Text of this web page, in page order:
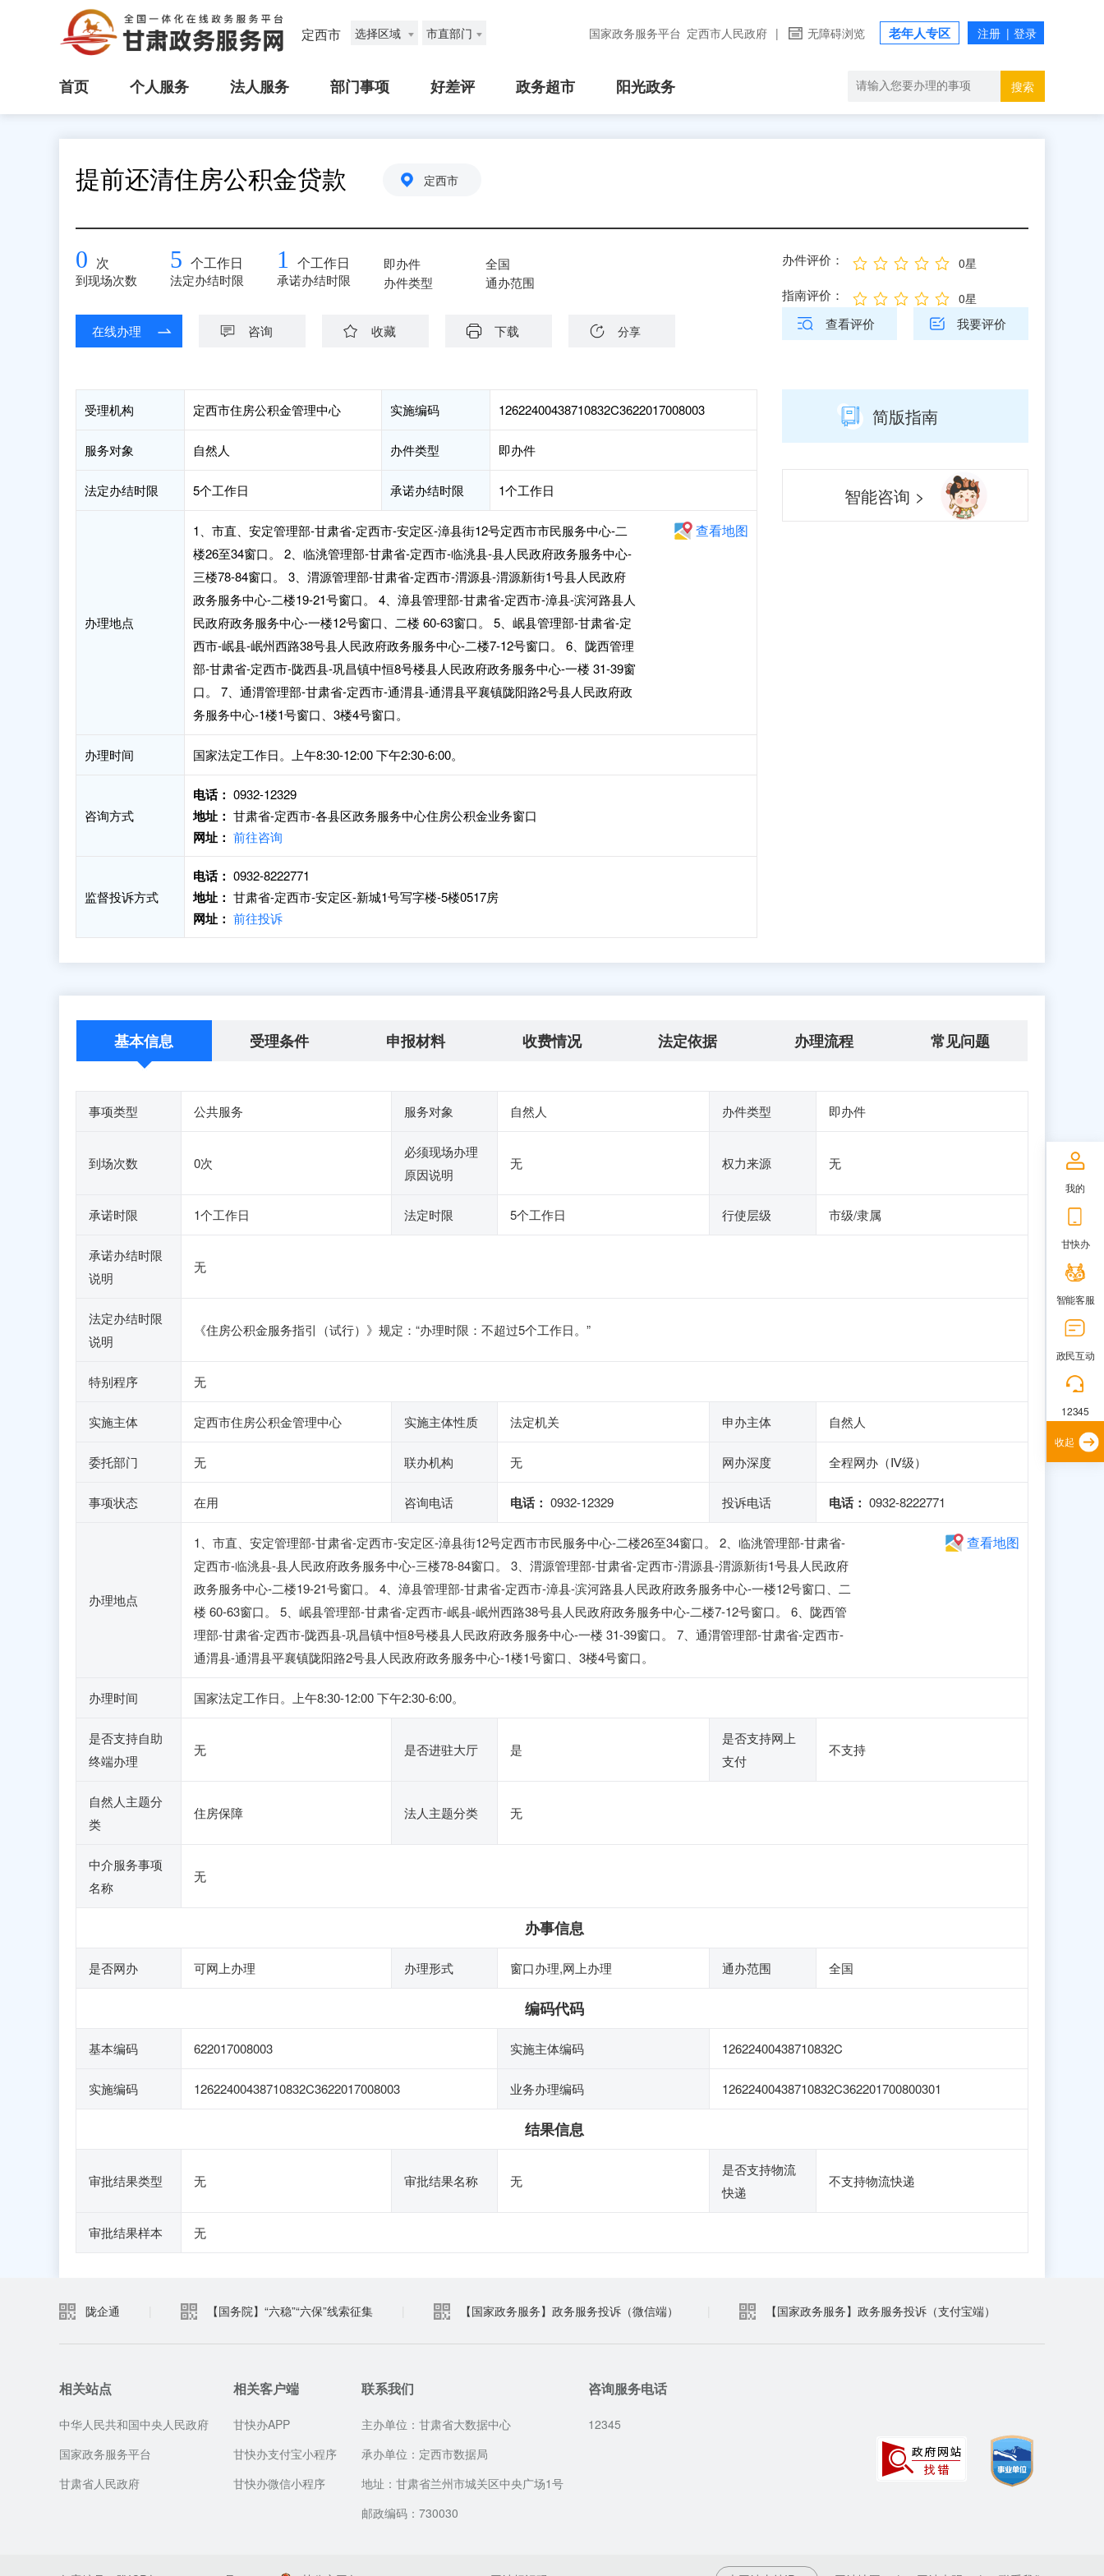
定西市 选择区域 市直部门 国家政务服务平台 定西市人民政府 | 无障碍浏览 老年人专区
首页 个人服务 法人服务 部门事项 好差评 政务超市 阳光政务 搜索
提前还清住房公积金贷款 定西市
0 次
到现场次数
5 个工作日
法定办结时限
1 个工作日
承诺办结时限
即办件
办件类型
全国
通办范围
在线办理 咨询 收藏 下载 分享
办件评价： 0星
指南评价： 0星
查看评价 我要评价
受理机构 定西市住房公积金管理中心 实施编码 12622400438710832C3622017008003
服务对象 自然人 办件类型 即办件
法定办结时限 5个工作日 承诺办结时限 1个工作日
办理地点
1、市直、安定管理部-甘肃省-定西市-安定区-漳县街12号定西市市民服务中心-二
楼26至34窗口。 2、临洮管理部-甘肃省-定西市-临洮县-县人民政府政务服务中心-
三楼78-84窗口。 3、渭源管理部-甘肃省-定西市-渭源县-渭源新街1号县人民政府
政务服务中心-二楼19-21号窗口。 4、漳县管理部-甘肃省-定西市-漳县-滨河路县人
民政府政务服务中心-一楼12号窗口、二楼 60-63窗口。 5、岷县管理部-甘肃省-定
西市-岷县-岷州西路38号县人民政府政务服务中心-二楼7-12号窗口。 6、陇西管理
部-甘肃省-定西市-陇西县-巩昌镇中恒8号楼县人民政府政务服务中心-一楼 31-39窗
口。 7、通渭管理部-甘肃省-定西市-通渭县-通渭县平襄镇陇阳路2号县人民政府政
务服务中心-1楼1号窗口、3楼4号窗口。
查看地图
办理时间 国家法定工作日。上午8:30-12:00 下午2:30-6:00。
咨询方式
电话： 0932-12329
地址： 甘肃省-定西市-各县区政务服务中心住房公积金业务窗口
网址： 前往咨询
监督投诉方式
电话： 0932-8222771
地址： 甘肃省-定西市-安定区-新城1号写字楼-5楼0517房
网址： 前往投诉
简版指南
智能咨询 >
基本信息 受理条件 申报材料 收费情况 法定依据 办理流程 常见问题
事项类型 公共服务 服务对象 自然人 办件类型 即办件
到场次数 0次
必须现场办理
原因说明
无 权力来源 无
承诺时限 1个工作日 法定时限 5个工作日 行使层级 市级/隶属
承诺办结时限
说明
无
法定办结时限
说明
《住房公积金服务指引（试行）》规定：“办理时限：不超过5个工作日。”
特别程序 无
实施主体 定西市住房公积金管理中心 实施主体性质 法定机关 申办主体 自然人
委托部门 无 联办机构 无 网办深度 全程网办（Ⅳ级）
事项状态 在用 咨询电话 电话： 0932-12329 投诉电话 电话： 0932-8222771
办理地点
1、市直、安定管理部-甘肃省-定西市-安定区-漳县街12号定西市市民服务中心-二楼26至34窗口。 2、临洮管理部-甘肃省-
定西市-临洮县-县人民政府政务服务中心-三楼78-84窗口。 3、渭源管理部-甘肃省-定西市-渭源县-渭源新街1号县人民政府
政务服务中心-二楼19-21号窗口。 4、漳县管理部-甘肃省-定西市-漳县-滨河路县人民政府政务服务中心-一楼12号窗口、二
楼 60-63窗口。 5、岷县管理部-甘肃省-定西市-岷县-岷州西路38号县人民政府政务服务中心-二楼7-12号窗口。 6、陇西管
理部-甘肃省-定西市-陇西县-巩昌镇中恒8号楼县人民政府政务服务中心-一楼 31-39窗口。 7、通渭管理部-甘肃省-定西市-
通渭县-通渭县平襄镇陇阳路2号县人民政府政务服务中心-1楼1号窗口、3楼4号窗口。
查看地图
办理时间 国家法定工作日。上午8:30-12:00 下午2:30-6:00。
是否支持自助
终端办理
无 是否进驻大厅 是
是否支持网上
支付
不支持
自然人主题分
类
住房保障 法人主题分类 无
中介服务事项
名称
无
办事信息
是否网办 可网上办理 办理形式 窗口办理,网上办理 通办范围 全国
编码代码
基本编码 622017008003 实施主体编码 12622400438710832C
实施编码 12622400438710832C3622017008003 业务办理编码 12622400438710832C362201700800301
结果信息
审批结果类型 无 审批结果名称 无
是否支持物流
快递
不支持物流快递
审批结果样本 无
陇企通 【国务院】“六稳”“六保”线索征集 【国家政务服务】政务服务投诉（微信端） 【国家政务服务】政务服务投诉（支付宝端）
相关站点
中华人民共和国中央人民政府
国家政务服务平台
甘肃省人民政府
相关客户端
甘快办APP
甘快办支付宝小程序
甘快办微信小程序
联系我们
主办单位：甘肃省大数据中心
承办单位：定西市数据局
地址：甘肃省兰州市城关区中央广场1号
邮政编码：730030
咨询服务电话
12345
我的
甘快办
智能客服
政民互动
12345
收起